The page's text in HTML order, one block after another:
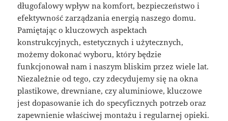
długofalowy wpływ na komfort, bezpieczeństwo i
efektywność zarządzania energią naszego domu.
Pamiętając o kluczowych aspektach
konstrukcyjnych, estetycznych i użytecznych,
możemy dokonać wyboru, który będzie
funkcjonował nam i naszym bliskim przez wiele lat.
Niezależnie od tego, czy zdecydujemy się na okna
plastikowe, drewniane, czy aluminiowe, kluczowe
jest dopasowanie ich do specyficznych potrzeb oraz
zapewnienie właściwej montażu i regularnej opieki.